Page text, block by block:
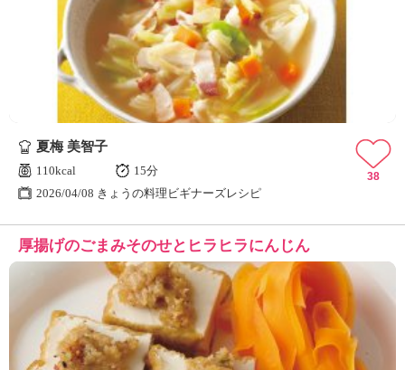
夏梅 美智子
110kcal
15分
2026/04/08 きょうの料理ビギナーズレシピ
38
厚揚げのごまみそのせとヒラヒラにんじん